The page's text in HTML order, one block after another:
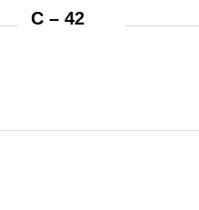
C – 42